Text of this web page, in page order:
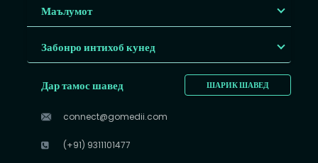
Маълумот
Забонро интихоб кунед
ШАРИК ШАВЕД
Дар тамос шавед
connect@gomedii.com
(+91) 9311101477